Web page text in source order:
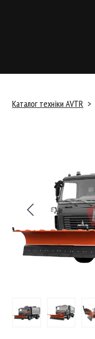
Каталог техніки AVTR